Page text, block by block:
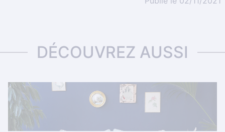
DÉCOUVREZ AUSSI